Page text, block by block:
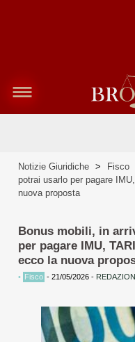
Notizie Giuridiche > Fisco
potrai usarlo per pagare
nuova proposta
Bonus mobili, in
per pagare IMU,
ecco la nuova
• Fisco - 21/05/2026 -